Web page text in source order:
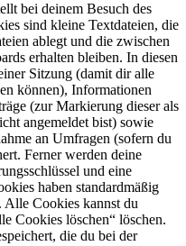
bei deinem Besuch des
sind kleine Textdateien, die
ablegt und die zwischen
erhalten bleiben. In diesen
Sitzung (damit dir alle
können), Informationen
(zur Markierung dieser als
angemeldet bist) sowie
an Umfragen (sofern du
Ferner werden deine
und eine
haben standardmäßig
Alle Cookies kannst du
Cookies löschen“ löschen.
die du bei der